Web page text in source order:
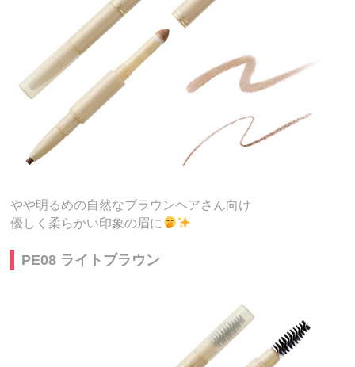
やや明るめの自然なブラウンヘアさん向け
優しく柔らかい印象の眉に
PE08 ライトブラウン